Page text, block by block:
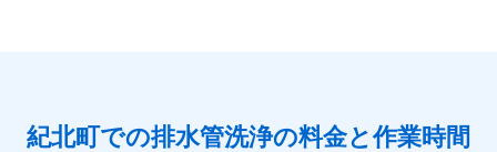
紀北町での排水管洗浄の料金と作業時間